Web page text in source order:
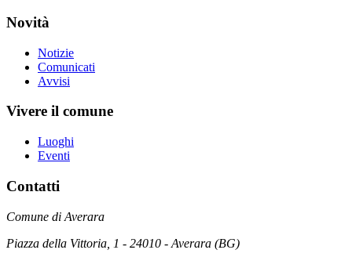
Novità
Notizie
Comunicati
Avvisi
Vivere il comune
Luoghi
Eventi
Contatti
Comune di Averara
Piazza della Vittoria, 1 - 24010 - Averara (BG)